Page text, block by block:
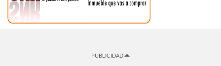
PUBLICIDAD